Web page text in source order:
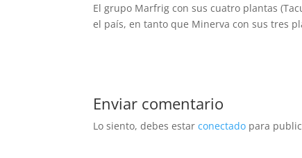
El grupo Marfrig con sus cuatro plantas
el país, en tanto que Minerva con sus tres
Enviar comentario
Lo siento, debes estarconectado para